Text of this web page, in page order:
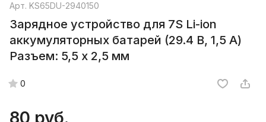
Арт. KS65DU-2940150
Зарядное устройство для 7S Li-ion
аккумуляторных батарей (29.4 В, 1,5 А)
Разъем: 5,5 х 2,5 мм
0